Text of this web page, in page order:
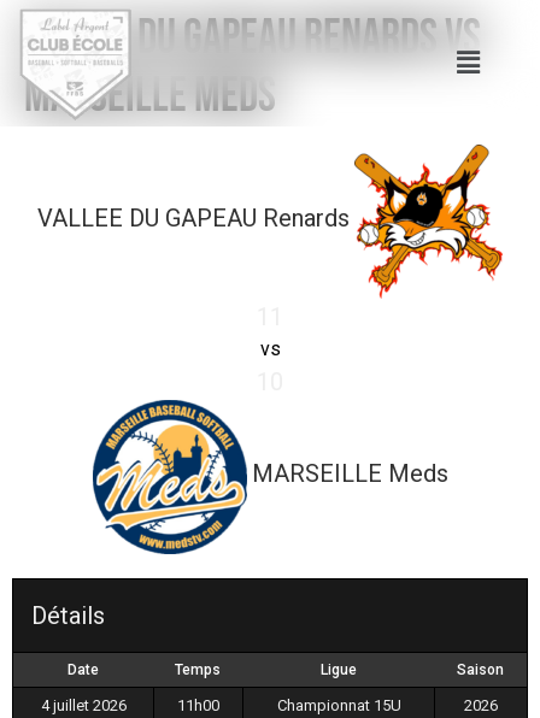
VALLEE DU GAPEAU Renards vs
MARSEILLE Meds
VALLEE DU GAPEAU Renards
vs
MARSEILLE Meds
Détails
Date Temps Ligue Saison
4 juillet 2026 11h00 Championnat 15U 2026